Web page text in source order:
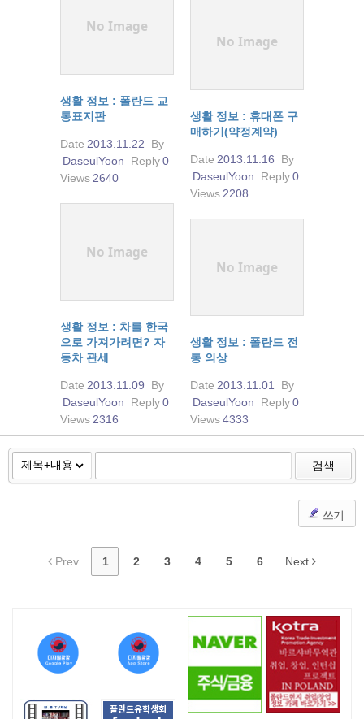
No Image
생활 정보 : 폴란드 교
통표지판
Date 2013.11.22
By
DaseulYoon
Reply0
Views 2640
No Image
생활 정보 : 휴대폰 구
매하기(약정계약)
Date 2013.11.16
By
DaseulYoon
Reply0
Views 2208
No Image
생활 정보 : 차를 한국
으로 가져가려면? 자
동차 관세
Date 2013.11.09
By
DaseulYoon
Reply0
Views 2316
No Image
생활 정보 : 폴란드 전
통 의상
Date 2013.11.01
By
DaseulYoon
Reply0
Views4333
검색
쓰기
Prev 1 2 3 4 5 6 Next